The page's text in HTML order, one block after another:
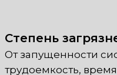
Степень
От запущенности
трудоемкость,